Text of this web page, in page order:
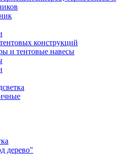
конструкций
и тентовые навесы
дерево"